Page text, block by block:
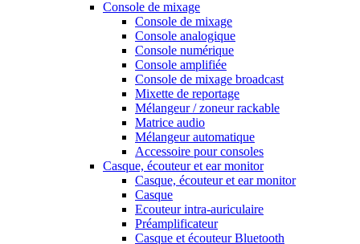
Console de mixage
Console de mixage
Console analogique
Console numérique
Console amplifiée
Console de mixage broadcast
Mixette de reportage
Mélangeur / zoneur rackable
Matrice audio
Mélangeur automatique
Accessoire pour consoles
Casque, écouteur et ear monitor
Casque, écouteur et ear monitor
Casque
Ecouteur intra-auriculaire
Préamplificateur
Casque et écouteur Bluetooth